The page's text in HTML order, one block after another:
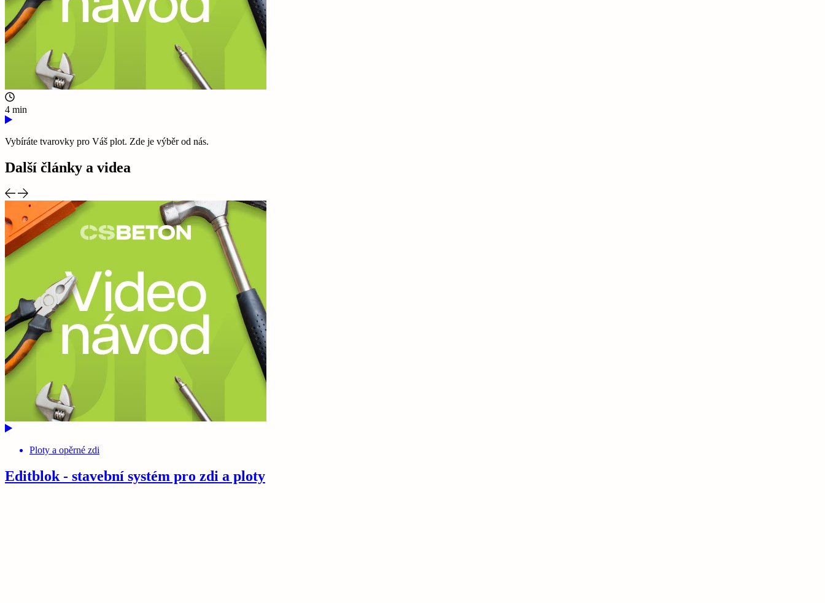
4 min
Vybíráte tvarovky pro Váš plot. Zde je výběr od nás.
Další články a videa
Ploty a opěrné zdi
Editblok - stavební systém pro zdi a ploty